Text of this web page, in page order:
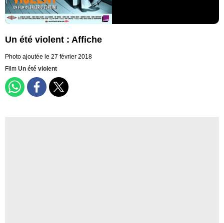
Un été violent : Affiche
Photo ajoutée le 27 février 2018
Film Un été violent